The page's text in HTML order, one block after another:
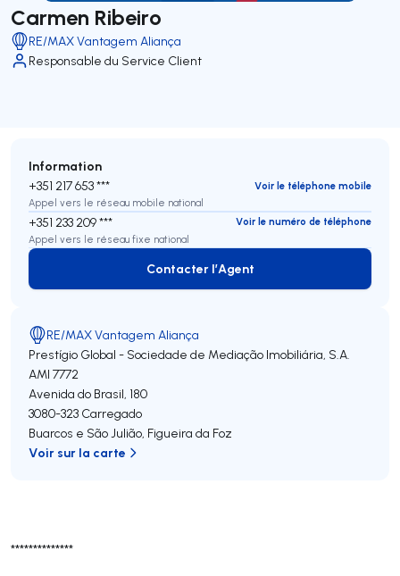
Carmen Ribeiro
RE/MAX Vantagem Aliança
Responsable du Service Client
**************
Information
+351 217 653 ***
Voir le téléphone mobile
Appel vers le réseau mobile national
+351 233 209 ***
Voir le numéro de téléphone
Appel vers le réseau fixe national
Contacter l’Agent
Contacter l’Agent
RE/MAX Vantagem Aliança
Prestígio Global - Sociedade de Mediação Imobiliária, S.A.
AMI 7772
Avenida do Brasil, 180
3080-323 Carregado
Buarcos e São Julião, Figueira da Foz
Voir sur la carte